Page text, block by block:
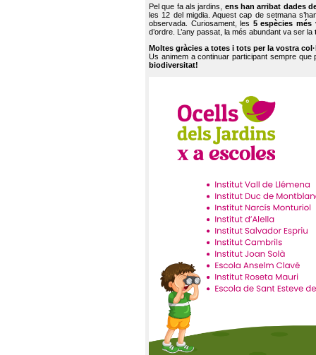
Pel que fa als jardins, ens han arribat dades
les 12 del migdia. Aquest cap de setmana
observada. Curiosament, les 5 espècies més
d’ordre. L’any passat, la més abundant va ser la
Moltes gràcies a totes i tots per la vostra
Us animem a continuar participant sempre que
biodiversitat!